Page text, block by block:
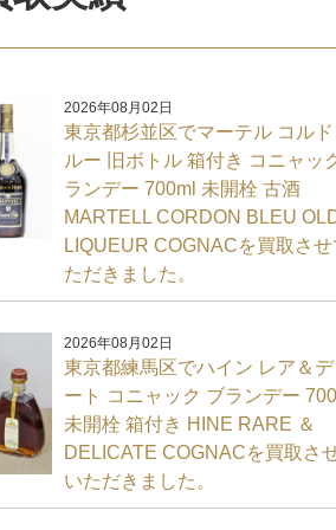
2026年08月02日
東京都杉並区でマーテル コル
ルー 旧ボトル 箱付き コニャッ
ランデー 700ml 未開栓 古酒
MARTELL CORDON BLEU
LIQUEUR COGNACを買取させ
ただきました。
2026年08月02日
東京都練馬区でハイン レア＆
ート コニャック ブランデー
未開栓 箱付き HINE RARE ＆
DELICATE COGNACを買取さ
いただきました。